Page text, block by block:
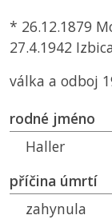
* 26.12.1879
27.4.1942
válka a odboj
rodné jméno
Haller
příčina úmrtí
zahynula